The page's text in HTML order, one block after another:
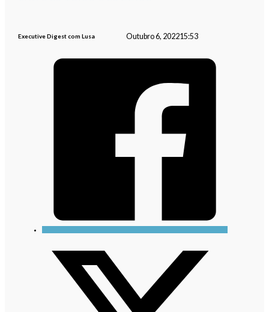
Executive Digest com Lusa Outubro 6, 202215:53